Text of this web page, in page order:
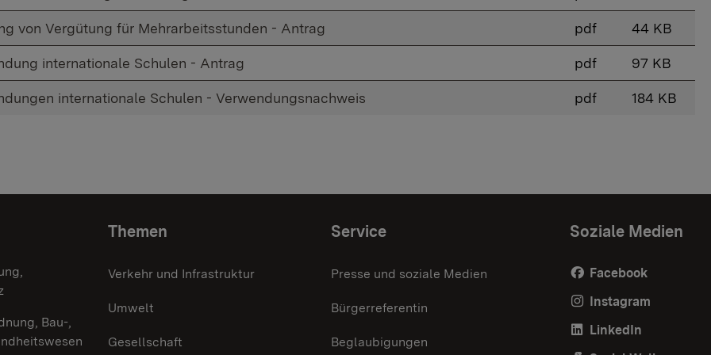
von Vergütung für Mehrarbeitsstunden - Antrag pdf 44 KB
internationale Schulen - Antrag pdf 97 KB
internationale Schulen - Verwendungsnachweis pdf 184 KB
Bau-,
Themen
Verkehr und Infrastruktur
Umwelt
Gesellschaft
Service
Presse und soziale Medien
Bürgerreferentin
Beglaubigungen
Soziale Medien
Facebook
Instagram
LinkedIn